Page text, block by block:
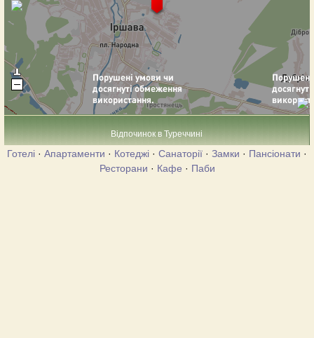
Відпочинок в Туреччині
Готелі · Апартаменти · Котеджі · Санаторії · Замки · Пансіонати ·
Ресторани · Кафе · Паби